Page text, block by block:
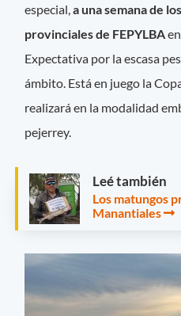
especial,a una semana de
provinciales de FEPYLBA
Expectativa por la escasa
ámbito. Está en juego la
realizará en la modalidad
pejerrey.
Leé también
Los matungos
Manantiales